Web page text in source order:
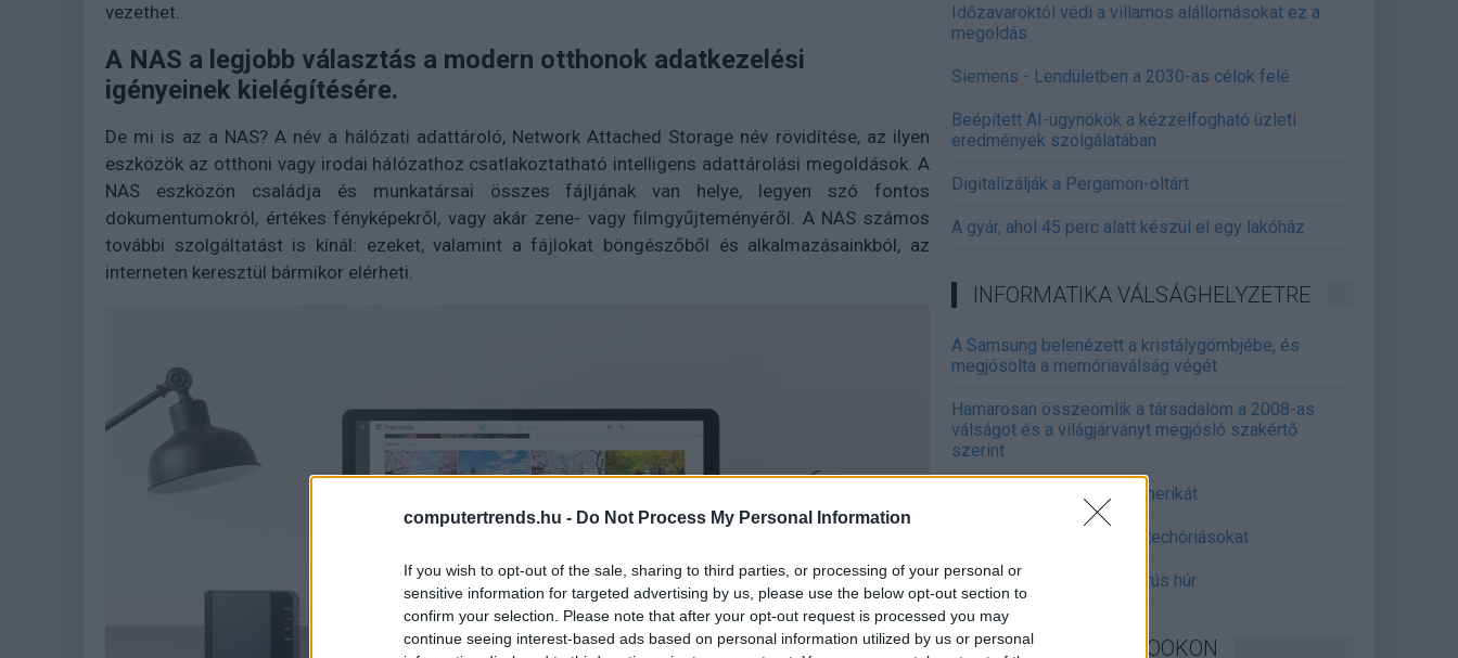
computertrends.hu - Do Not Process My Personal Information
If you wish to opt-out of the sale, sharing to third parties, or processing of your personal or
sensitive information for targeted advertising by us, please use the below opt-out section to
confirm your selection. Please note that after your opt-out request is processed you may
continue seeing interest-based ads based on personal information utilized by us or personal
vezethet.
A NAS a legjobb választás a modern otthonok adatkezelési
igényeinek kielégítésére.
De mi is az a NAS? A név a hálózati adattároló, Network Attached Storage név rövidítése, az ilyen
eszközök az otthoni vagy irodai hálózathoz csatlakoztatható intelligens adattárolási megoldások. A
NAS eszközön családja és munkatársai összes fájljának van helye, legyen szó fontos
dokumentumokról, értékes fényképekről, vagy akár zene- vagy filmgyűjteményéről. A NAS számos
további szolgáltatást is kínál: ezeket, valamint a fájlokat böngészőből és alkalmazásainkból, az
interneten keresztül bármikor elérheti.
Időzavaroktól védi a villamos alállomásokat ez a
megoldás
Siemens - Lendületben a 2030-as célok felé
Beépített AI-ügynökök a kézzelfogható üzleti
eredmények szolgálatában
Digitalizálják a Pergamon-oltárt
A gyár, ahol 45 perc alatt készül el egy lakóház
INFORMATIKA VÁLSÁGHELYZETRE
A Samsung belenézett a kristálygömbjébe, és
megjósolta a memóriaválság végét
Hamarosan összeomlik a társadalom a 2008-as
válságot és a világjárványt megjósló szakértő
szerint
Irán mémekkel támadja Amerikát
Irán célkeresztbe vette a techóriásokat
Ismét feszül a hidegháborús húr
KÖVESSEN FACEBOOKON